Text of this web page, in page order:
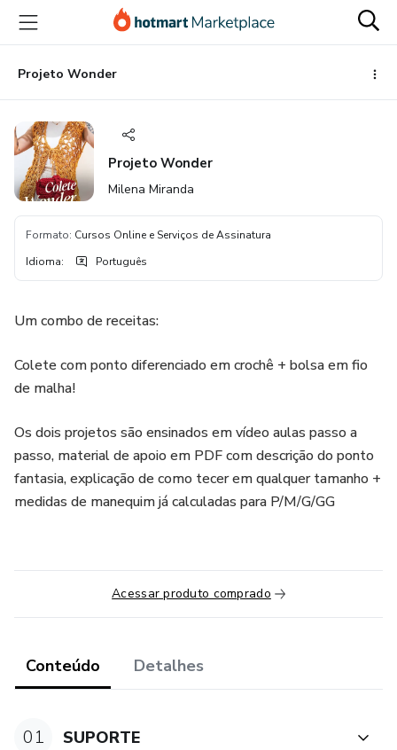
para
conteúdo
principal
para
pagamento
para
rodapéProjeto Wonder
Projeto Wonder
Milena Miranda
Formato: Cursos Online e Serviços de Assinatura
Idioma: Português
Um combo de receitas:
Colete com ponto diferenciado em crochê + bolsa em fio
de malha!
Os dois projetos são ensinados em vídeo aulas passo a
passo, material de apoio em PDF com descrição do ponto
fantasia, explicação de como tecer em qualquer tamanho +
medidas de manequim já calculadas para P/M/G/GG
Acessar produto comprado
Conteúdo Detalhes
01 SUPORTE